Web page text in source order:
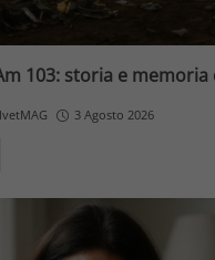
103: storia e
3 Agosto 2026